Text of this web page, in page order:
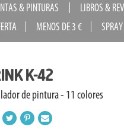
& PINTURAS LIBROS &
MENOS DE 3 €
K-42
de pintura - 11 colores